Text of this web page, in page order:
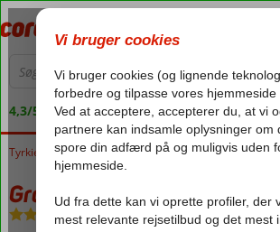
4,3/5 på Trustpilot
Forside
Tyrkiet Tyrkiets sydkyst Alanya Grand Zaman Beach
Grand Zaman Beach
All Inclusive-Hotel